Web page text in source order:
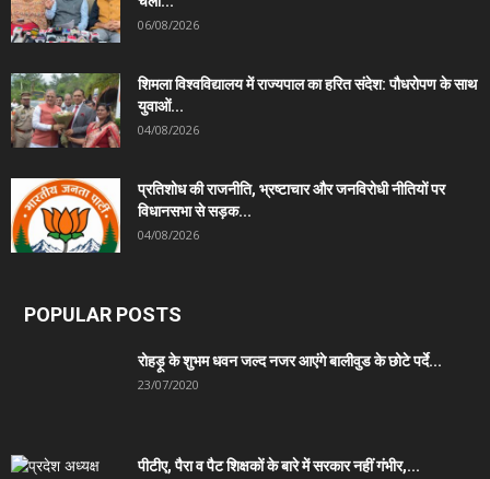
06/08/2026
शिमला विश्वविद्यालय में राज्यपाल का हरित संदेश: पौधरोपण के साथ
युवाओं...
04/08/2026
प्रतिशोध की राजनीति, भ्रष्टाचार और जनविरोधी नीतियों पर
विधानसभा से सड़क...
04/08/2026
POPULAR POSTS
रोहड़ू के शुभम धवन जल्द नजर आएंगे बालीवुड के छोटे पर्दे...
23/07/2020
पीटीए, पैरा व पैट शिक्षकों के बारे में सरकार नहीं गंभीर,...